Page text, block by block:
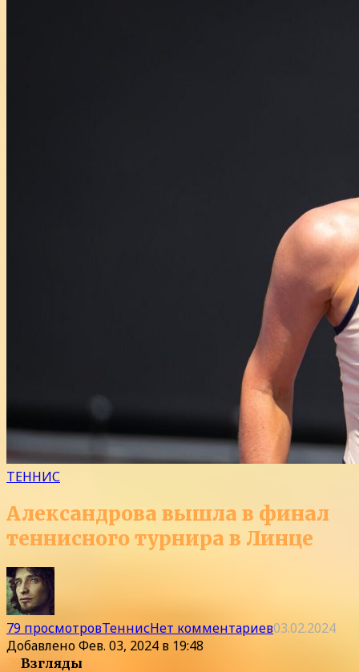
ТЕННИС
Александрова вышла в финал
теннисного турнира в Линце
79 просмотровТеннисНет комментариев03.02.2024
ДобавленоФев. 03, 2024 в 19:48
Взгляды